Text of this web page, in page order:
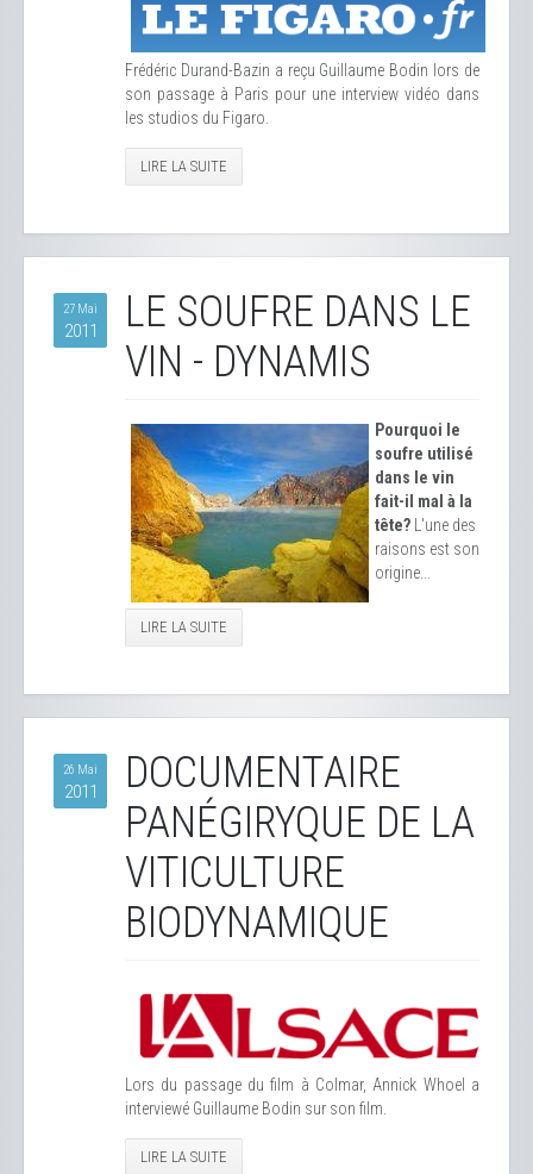
Frédéric Durand-Bazin a reçu Guillaume Bodin lors de
son passage à Paris pour une interview vidéo dans
les studios du Figaro.
LIRE LA SUITE
27 Mai
2011
LE SOUFRE DANS LE
VIN - DYNAMIS
Pourquoi le
soufre utilisé
dans le vin
fait-il mal à la
tête? L'une des
raisons est son
origine...
LIRE LA SUITE
26 Mai
2011
DOCUMENTAIRE
PANÉGIRYQUE DE LA
VITICULTURE
BIODYNAMIQUE
Lors du passage du film à Colmar, Annick Whoel a
interviewé Guillaume Bodin sur son film.
LIRE LA SUITE